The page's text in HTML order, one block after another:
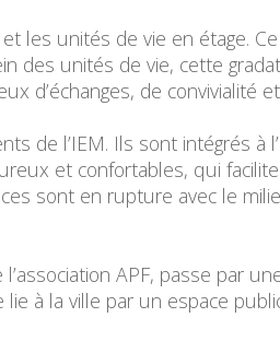
les unités de vie en étage.
des unités de vie, cette
d’échanges, de convivialité
de l’IEM. Ils sont intégrés
et confortables, qui
sont en rupture avec le
APF, passe par
à la ville par un espace